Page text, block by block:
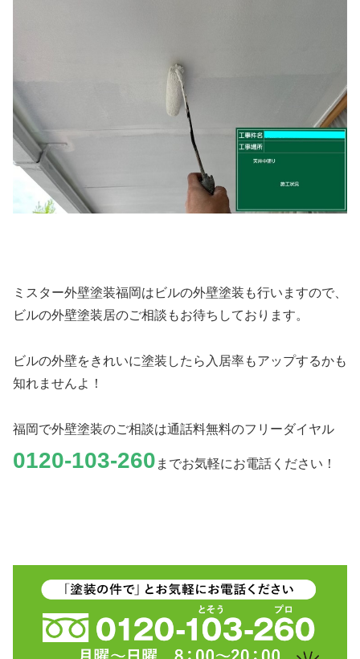
ミスター外壁塗装福岡はビルの外壁塗装も行いますので、
ビルの外壁塗装居のご相談もお待ちしております。
ビルの外壁をきれいに塗装したら入居率もアップするかも
知れませんよ！
福岡で外壁塗装のご相談は通話料無料のフリーダイヤル
0120-103-260 までお気軽にお電話ください！